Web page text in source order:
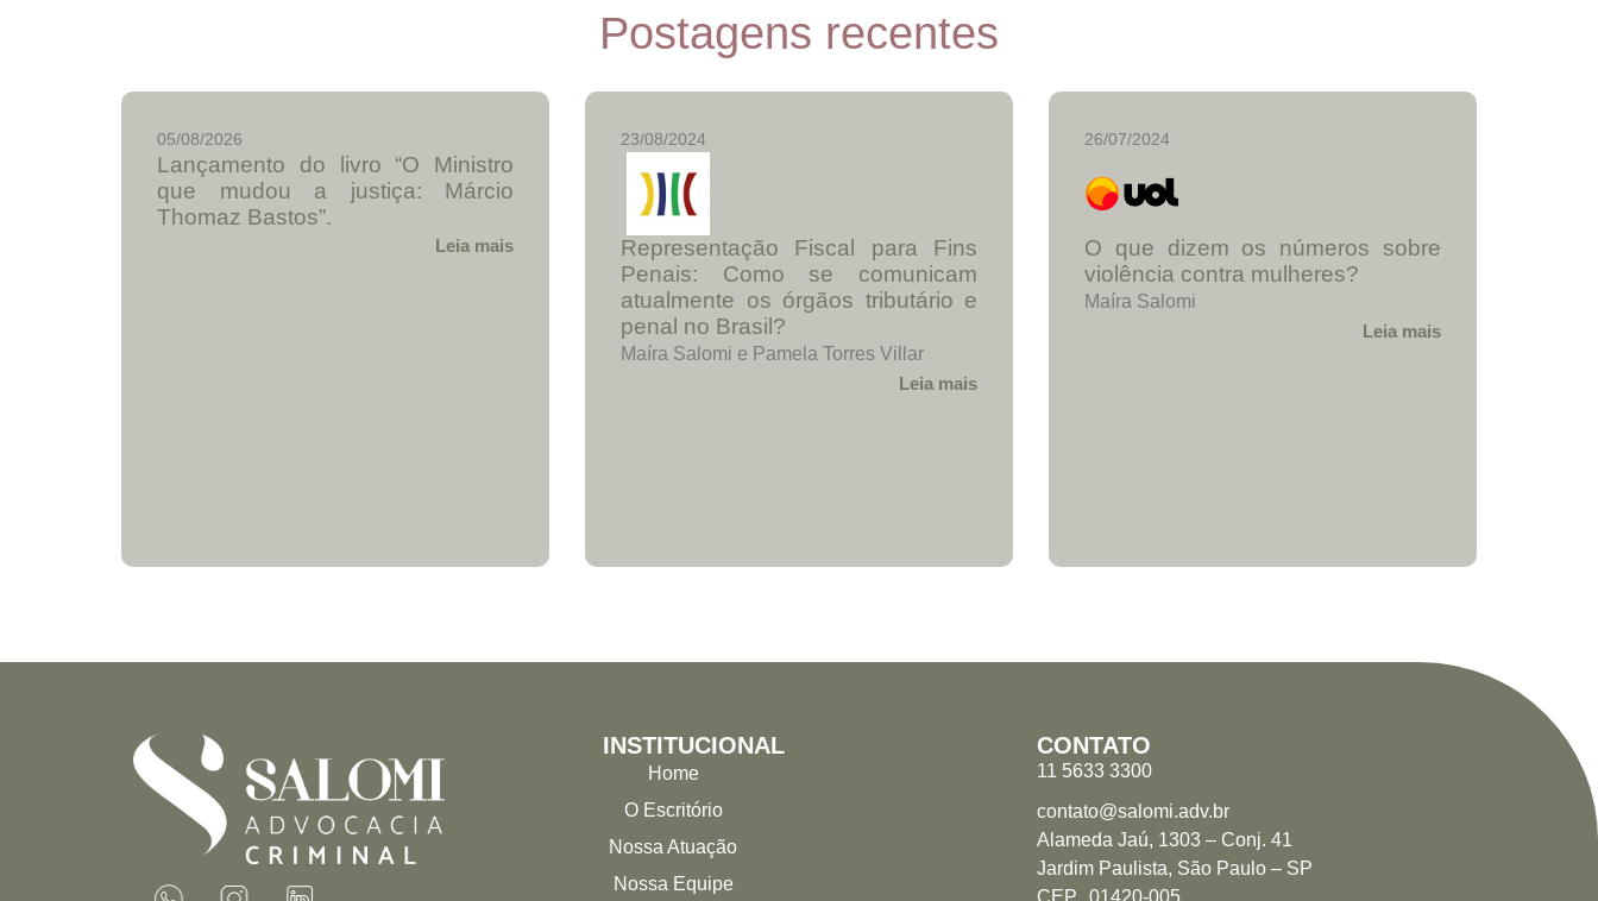
Postagens recentes
05/08/2026
Lançamento do livro “O Ministro
que mudou a justiça: Márcio
Thomaz Bastos”.
Leia mais
23/08/2024
Representação Fiscal para Fins
Penais: Como se comunicam
atualmente os órgãos tributário e
penal no Brasil?
Maíra Salomi e Pamela Torres Villar
Leia mais
26/07/2024
O que dizem os números sobre
violência contra mulheres?
Maíra Salomi
Leia mais
INSTITUCIONAL
Home
O Escritório
Nossa Atuação
Nossa Equipe
CONTATO
11 5633 3300
contato@salomi.adv.br
Alameda Jaú, 1303 – Conj. 41
Jardim Paulista, São Paulo – SP
CEP 01420-005